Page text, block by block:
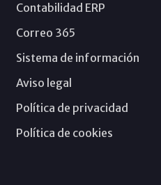
Contabilidad ERP
Correo 365
Sistema de información
Aviso legal
Política de privacidad
Política de cookies